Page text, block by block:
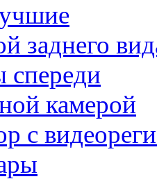
заднего
спереди
камерой
с